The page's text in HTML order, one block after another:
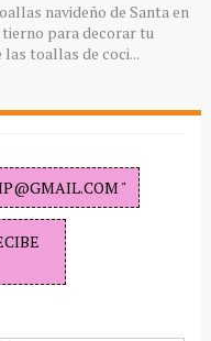
navideño de Santa en
para decorar tu
las toallas de coci...
"